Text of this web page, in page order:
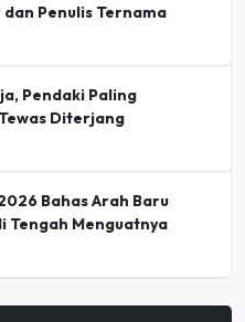
Penulis Ternama
Pendaki Paling
Diterjang
Bahas Arah Baru
Tengah Menguatnya